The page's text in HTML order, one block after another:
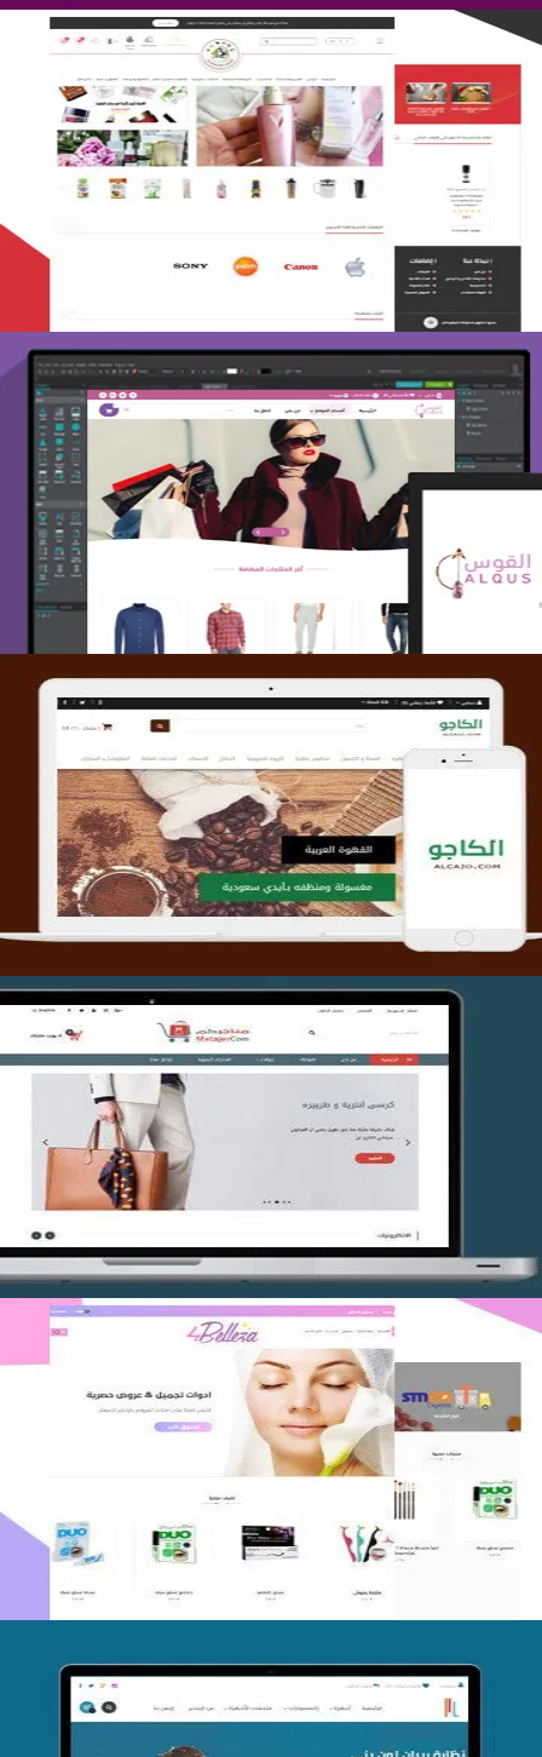
تصميم متجر لمار
التفاصيل
تصميم متجر القوس
التفاصيل
تصميم متجر الكاجو
التفاصيل
تصميم متجر متاجركم
اعادة تصميم متجر فوربليزا
التفاصيل